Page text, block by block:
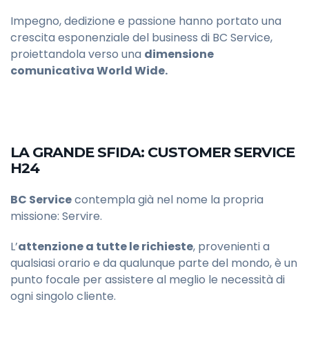
Impegno, dedizione e passione hanno portato una
crescita esponenziale del business di BC Service,
proiettandola verso una dimensione
comunicativa World Wide.
LA GRANDE SFIDA: CUSTOMER SERVICE
H24
BC Servicecontempla già nel nome la propria
missione: Servire.
L’attenzione a tutte le richieste, provenienti a
qualsiasi orario e da qualunque parte del mondo, è un
punto focale per assistere al meglio le necessità di
ogni singolo cliente.